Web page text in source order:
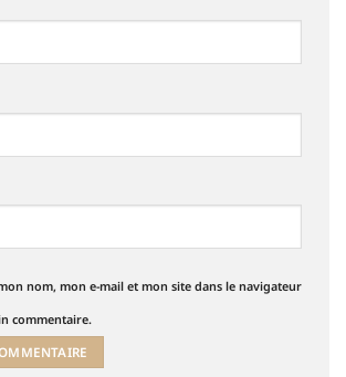
nom, mon e-mail et mon site dans le navigateur
commentaire.